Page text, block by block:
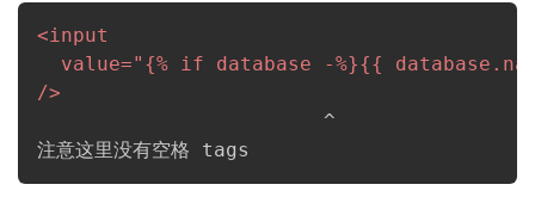
<input
value=" {% if database -%}{{
/>
^
注意这里没有空格 tags